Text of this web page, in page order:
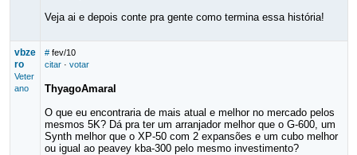
Veja ai e depois conte pra gente como termina essa história!
vbze
ro
Veter
ano
# fev/10
citar· votar
ThyagoAmaral
O que eu encontraria de mais atual e melhor no mercado pelos
mesmos 5K? Dá pra ter um arranjador melhor que o G-600, um
Synth melhor que o XP-50 com 2 expansões e um cubo melhor
ou igual ao peavey kba-300 pelo mesmo investimento?